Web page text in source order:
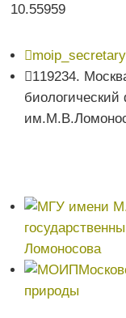
10.55959

119234.
Ломоносова
природы